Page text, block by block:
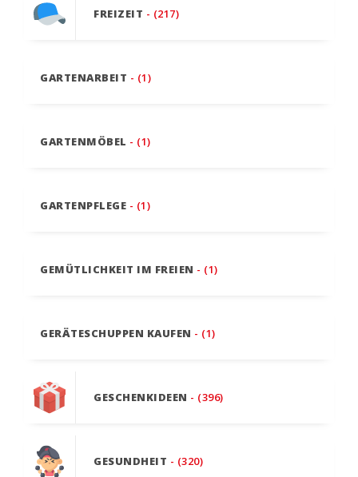
FREIZEIT - (217)
GARTENARBEIT - (1)
GARTENMÖBEL - (1)
GARTENPFLEGE - (1)
GEMÜTLICHKEIT IM FREIEN - (1)
GERÄTESCHUPPEN KAUFEN - (1)
GESCHENKIDEEN - (396)
GESUNDHEIT - (320)